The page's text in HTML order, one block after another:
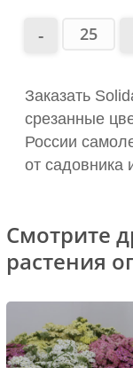
Заказать
срезанные
России
от садовника
Смотрите
растения